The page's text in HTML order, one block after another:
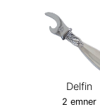
Delfin
2 emner